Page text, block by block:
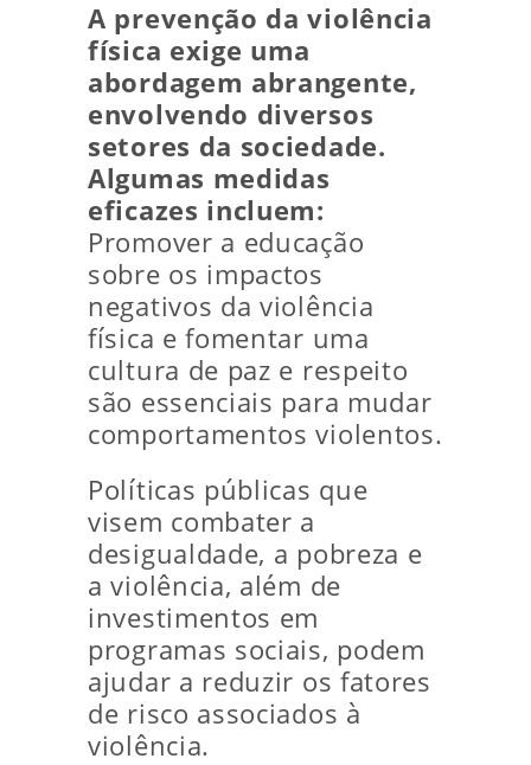
A prevenção da violência
física exige uma
abordagem abrangente,
envolvendo diversos
setores da sociedade.
Algumas medidas
eficazes incluem:
Promover a educação
sobre os impactos
negativos da violência
física e fomentar uma
cultura de paz e respeito
são essenciais para mudar
comportamentos violentos.
Políticas públicas que
visem combater a
desigualdade, a pobreza e
a violência, além de
investimentos em
programas sociais, podem
ajudar a reduzir os fatores
de risco associados à
violência.